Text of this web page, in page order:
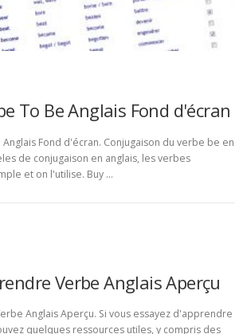
To Be Anglais Fond d'écran
Fond d'écran. Conjugaison du verbe be en
de conjugaison en anglais, les verbes
et on l'utilise. Buy …
Verbe Anglais Aperçu
Anglais Aperçu. Si vous essayez d'apprendre
quelques ressources utiles, y compris des